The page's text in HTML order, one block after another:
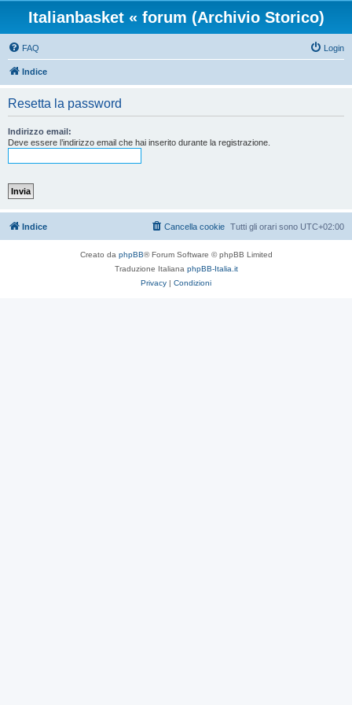
Italianbasket « forum (Archivio Storico)
FAQ Login
Indice
Resetta la password
Indirizzo email:
Deve essere l’indirizzo email che hai inserito durante la registrazione.
Indice Tutti gli orari sono UTC+02:00
Cancella cookie
Creato da phpBB® Forum Software © phpBB Limited
Traduzione Italiana phpBB-Italia.it
Privacy | Condizioni